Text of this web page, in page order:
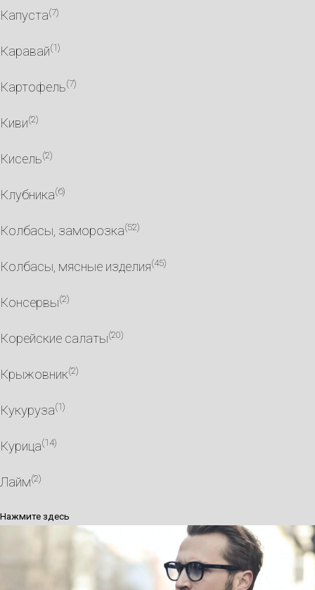
Капуста(7)
Каравай(1)
Картофель(7)
Киви(2)
Кисель(2)
Клубника(6)
Колбасы, заморозка(52)
Колбасы, мясные изделия(45)
Консервы(2)
Корейские салаты(20)
Крыжовник(2)
Кукуруза(1)
Курица(14)
Лайм(2)
Нажмите здесь